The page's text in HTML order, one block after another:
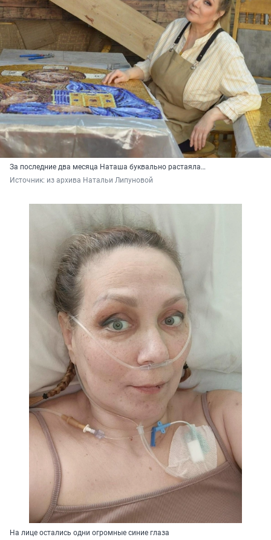
За последние два месяца Наташа буквально растаяла…
Источник: из архива Натальи Липуновой
На лице остались одни огромные синие глаза